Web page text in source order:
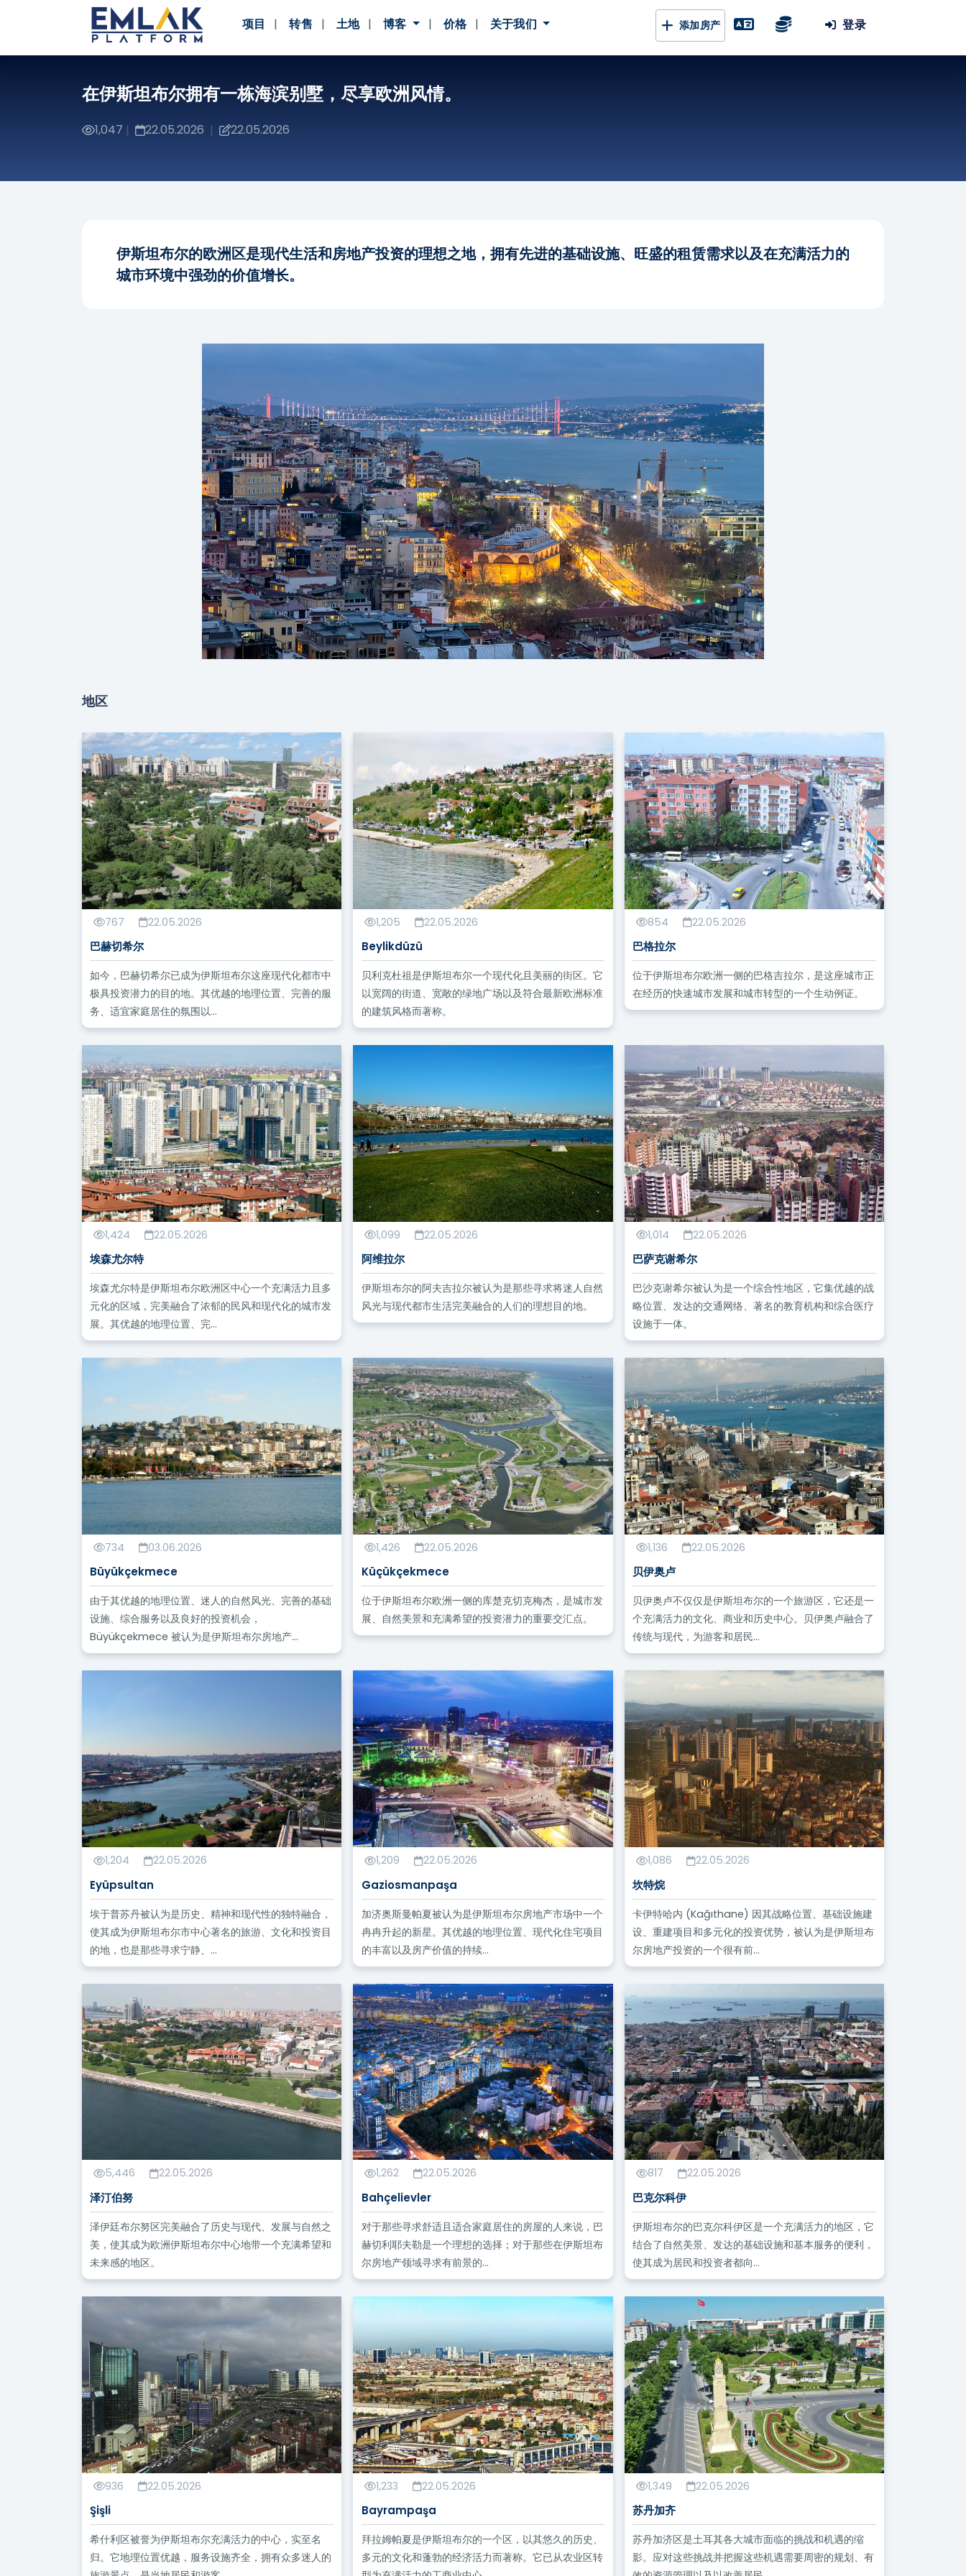
项目 转售 土地 博客 价格 关于我们 添加房产 登录
在伊斯坦布尔拥有一栋海滨别墅，尽享欧洲风情。
1,047 | 22.05.2026 | 22.05.2026
伊斯坦布尔的欧洲区是现代生活和房地产投资的理想之地，拥有先进的基础设施、旺盛的租赁需求以及在充满活力的
城市环境中强劲的价值增长。
地区
767 22.05.2026
巴赫切希尔
如今，巴赫切希尔已成为伊斯坦布尔这座现代化都市中
极具投资潜力的目的地。其优越的地理位置、完善的服
务、适宜家庭居住的氛围以...
1,205 22.05.2026
Beylikdüzü
贝利克杜祖是伊斯坦布尔一个现代化且美丽的街区。它
以宽阔的街道、宽敞的绿地广场以及符合最新欧洲标准
的建筑风格而著称。
854 22.05.2026
巴格拉尔
位于伊斯坦布尔欧洲一侧的巴格吉拉尔，是这座城市正
在经历的快速城市发展和城市转型的一个生动例证。
1,424 22.05.2026
埃森尤尔特
埃森尤尔特是伊斯坦布尔欧洲区中心一个充满活力且多
元化的区域，完美融合了浓郁的民风和现代化的城市发
展。其优越的地理位置、完...
1,099 22.05.2026
阿维拉尔
伊斯坦布尔的阿夫吉拉尔被认为是那些寻求将迷人自然
风光与现代都市生活完美融合的人们的理想目的地。
1,014 22.05.2026
巴萨克谢希尔
巴沙克谢希尔被认为是一个综合性地区，它集优越的战
略位置、发达的交通网络、著名的教育机构和综合医疗
设施于一体。
734 03.06.2026
Büyükçekmece
由于其优越的地理位置、迷人的自然风光、完善的基础
设施、综合服务以及良好的投资机会，
Büyükçekmece 被认为是伊斯坦布尔房地产...
1,426 22.05.2026
Küçükçekmece
位于伊斯坦布尔欧洲一侧的库楚克切克梅杰，是城市发
展、自然美景和充满希望的投资潜力的重要交汇点。
1,136 22.05.2026
贝伊奥卢
贝伊奥卢不仅仅是伊斯坦布尔的一个旅游区，它还是一
个充满活力的文化、商业和历史中心。贝伊奥卢融合了
传统与现代，为游客和居民...
1,204 22.05.2026
Eyüpsultan
埃于普苏丹被认为是历史、精神和现代性的独特融合，
使其成为伊斯坦布尔市中心著名的旅游、文化和投资目
的地，也是那些寻求宁静、...
1,209 22.05.2026
Gaziosmanpaşa
加济奥斯曼帕夏被认为是伊斯坦布尔房地产市场中一个
冉冉升起的新星。其优越的地理位置、现代化住宅项目
的丰富以及房产价值的持续...
1,086 22.05.2026
坎特烷
卡伊特哈内 (Kağıthane) 因其战略位置、基础设施建
设、重建项目和多元化的投资优势，被认为是伊斯坦布
尔房地产投资的一个很有前...
5,446 22.05.2026
泽汀伯努
泽伊廷布尔努区完美融合了历史与现代、发展与自然之
美，使其成为欧洲伊斯坦布尔中心地带一个充满希望和
未来感的地区。
1,262 22.05.2026
Bahçelievler
对于那些寻求舒适且适合家庭居住的房屋的人来说，巴
赫切利耶夫勒是一个理想的选择；对于那些在伊斯坦布
尔房地产领域寻求有前景的...
817 22.05.2026
巴克尔科伊
伊斯坦布尔的巴克尔科伊区是一个充满活力的地区，它
结合了自然美景、发达的基础设施和基本服务的便利，
使其成为居民和投资者都向...
936 22.05.2026
Şişli
希什利区被誉为伊斯坦布尔充满活力的中心，实至名
归。它地理位置优越，服务设施齐全，拥有众多迷人的
1,233 22.05.2026
Bayrampaşa
拜拉姆帕夏是伊斯坦布尔的一个区，以其悠久的历史、
多元的文化和蓬勃的经济活力而著称。它已从农业区转
1,349 22.05.2026
苏丹加齐
苏丹加济区是土耳其各大城市面临的挑战和机遇的缩
影。应对这些挑战并把握这些机遇需要周密的规划、有